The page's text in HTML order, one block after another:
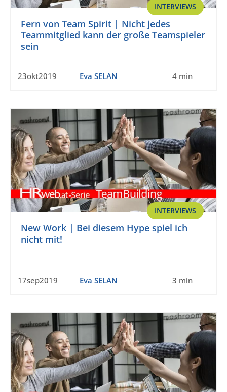
INTERVIEWS
Fern von Team Spirit | Nicht jedes
Teammitglied kann der große Teamspieler
sein
23okt2019 Eva SELAN 4 min
INTERVIEWS
New Work | Bei diesem Hype spiel ich
nicht mit!
17sep2019 Eva SELAN 3 min